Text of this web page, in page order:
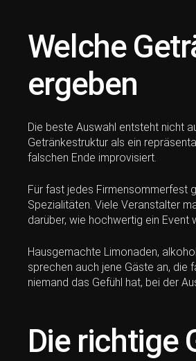
Welche
ergeben
Die beste Auswahl entsteht nicht
Getränkestruktur als ein
falschen Ende improvisiert.
Für fast jedes Firmensommerfest
Spezialitäten. Viele Veranstalter
darüber, wie hochwertig ein Event
Hausgemachte Limonaden,
sprechen auch jene Gäste an, die
niemand das Gefühl hat, bei der
Die richtige